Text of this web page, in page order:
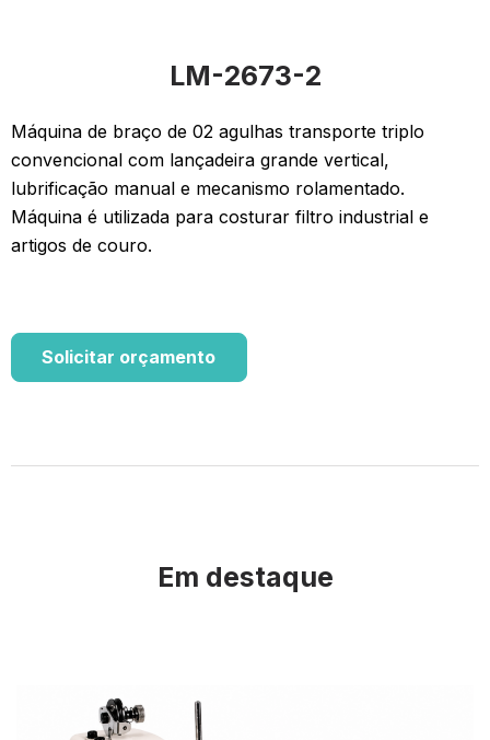
LM-2673-2
Máquina de braço de 02 agulhas transporte triplo
convencional com lançadeira grande vertical,
lubrificação manual e mecanismo rolamentado.
Máquina é utilizada para costurar filtro industrial e
artigos de couro.
Solicitar orçamento
Em destaque